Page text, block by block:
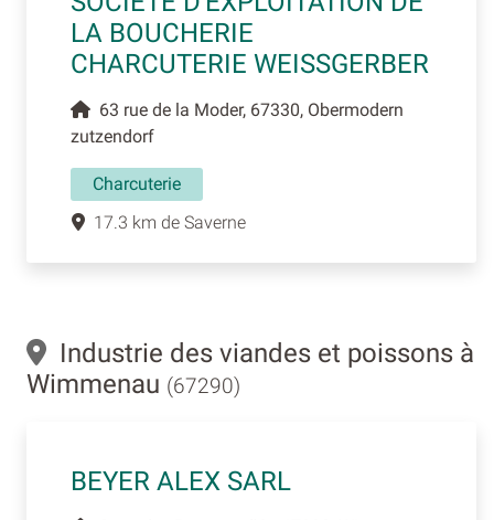
LA BOUCHERIE
CHARCUTERIE WEISSGERBER
63 rue de la Moder, 67330, Obermodern
zutzendorf
Charcuterie
17.3 km de Saverne
Industrie des viandes et poissons à
Wimmenau (67290)
BEYER ALEX SARL